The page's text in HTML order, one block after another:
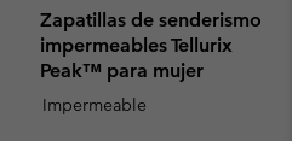
Zapatillas de senderismo
impermeables Tellurix
Peak™ para mujer
Impermeable